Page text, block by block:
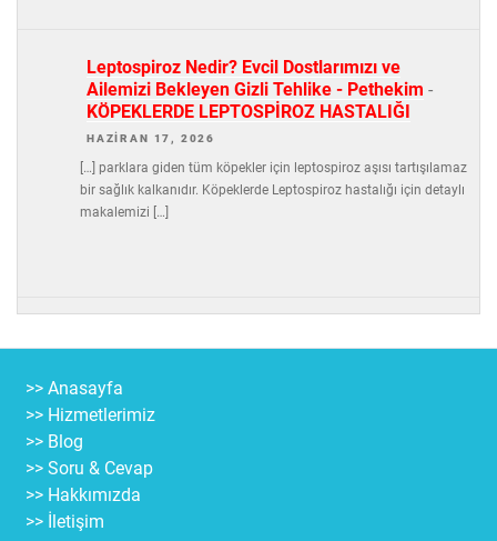
Leptospiroz Nedir? Evcil Dostlarımızı ve
Ailemizi Bekleyen Gizli Tehlike - Pethekim -
KÖPEKLERDE LEPTOSPİROZ HASTALIĞI
HAZIRAN 17, 2026
[…] parklara giden tüm köpekler için leptospiroz aşısı tartışılamaz
bir sağlık kalkanıdır. Köpeklerde Leptospiroz hastalığı için detaylı
makalemizi […]
>> Anasayfa
>> Hizmetlerimiz
>> Blog
>> Soru & Cevap
>> Hakkımızda
>> İletişim